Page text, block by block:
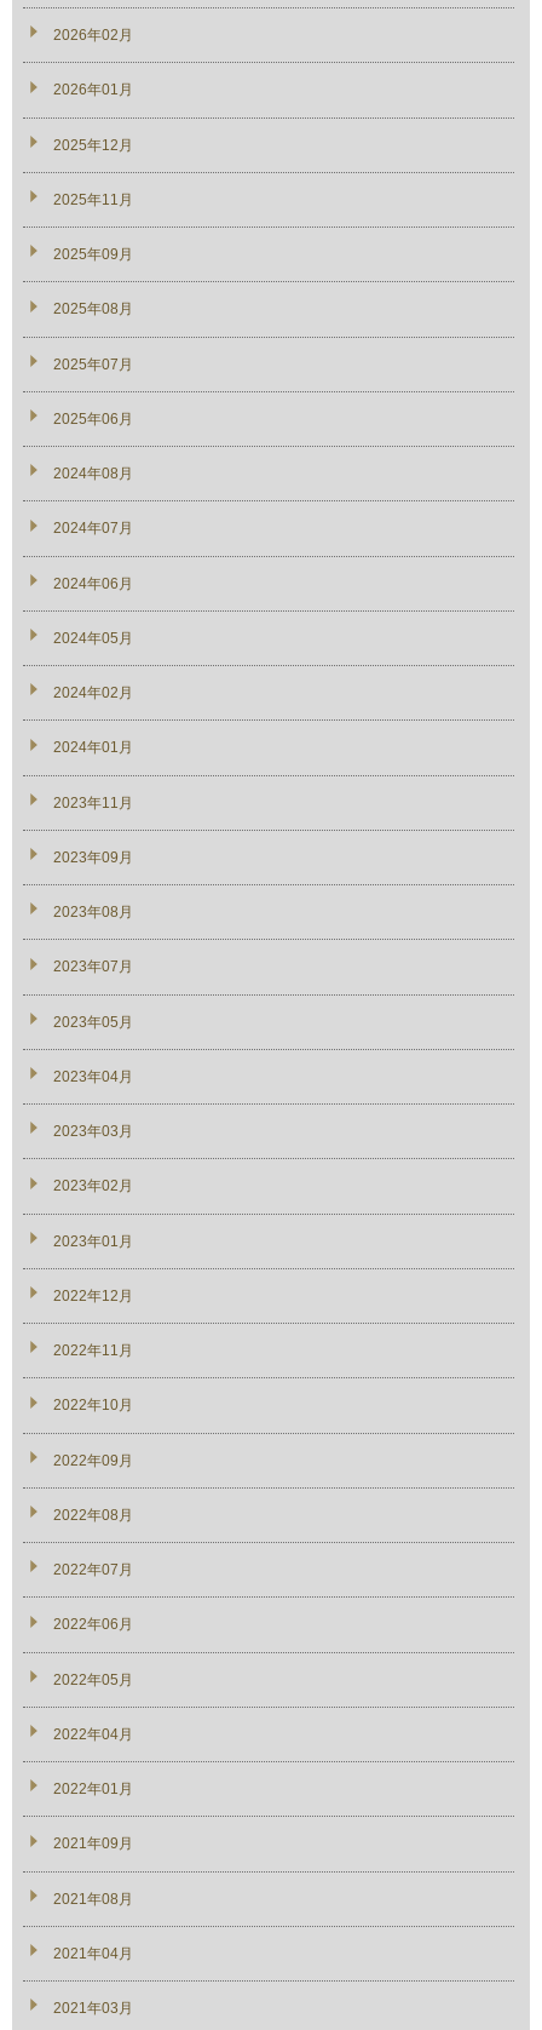
2026年02月
2026年01月
2025年12月
2025年11月
2025年09月
2025年08月
2025年07月
2025年06月
2024年08月
2024年07月
2024年06月
2024年05月
2024年02月
2024年01月
2023年11月
2023年09月
2023年08月
2023年07月
2023年05月
2023年04月
2023年03月
2023年02月
2023年01月
2022年12月
2022年11月
2022年10月
2022年09月
2022年08月
2022年07月
2022年06月
2022年05月
2022年04月
2022年01月
2021年09月
2021年08月
2021年04月
2021年03月